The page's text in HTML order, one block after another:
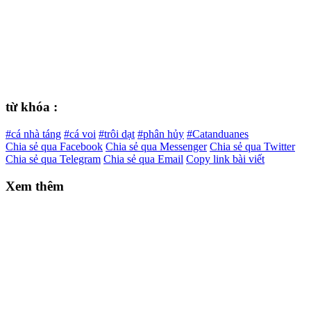
từ khóa :
#cá nhà táng #cá voi #trôi dạt #phân hủy #Catanduanes
Chia sẻ qua Facebook Chia sẻ qua Messenger Chia sẻ qua Twitter
Chia sẻ qua Telegram Chia sẻ qua Email Copy link bài viết
Xem thêm